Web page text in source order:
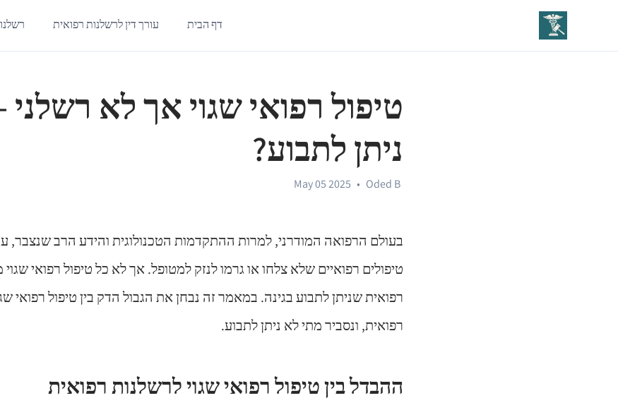
דף הבית עורך דין לרשלנות רפואית
טיפול רפואי שגוי אך לא
ניתן לתבוע?
May 05 2025 • Oded B
בעולם הרפואה המודרני, למרות ההתקדמות הטכנולוגית והידע הרב שנצבר,
טיפולים רפואיים שלא צלחו או גרמו לנזק למטופל. אך לא כל טיפול רפואי
רפואית שניתן לתבוע בגינה. במאמר זה נבחן את הגבול הדק בין טיפול רפואי
רפואית, ונסביר מתי לא ניתן לתבוע.
ההבדל בין טיפול רפואי שגוי לרשלנות רפואית